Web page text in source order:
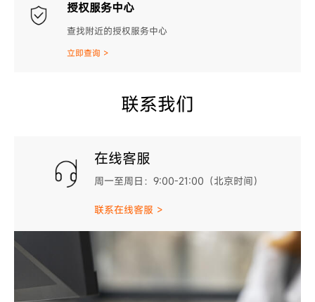
授权服务中心
查找附近的授权服务中心
立即查询 >
联系我们
在线客服
周一至周日：9:00-21:00（北京时间）
联系在线客服 >